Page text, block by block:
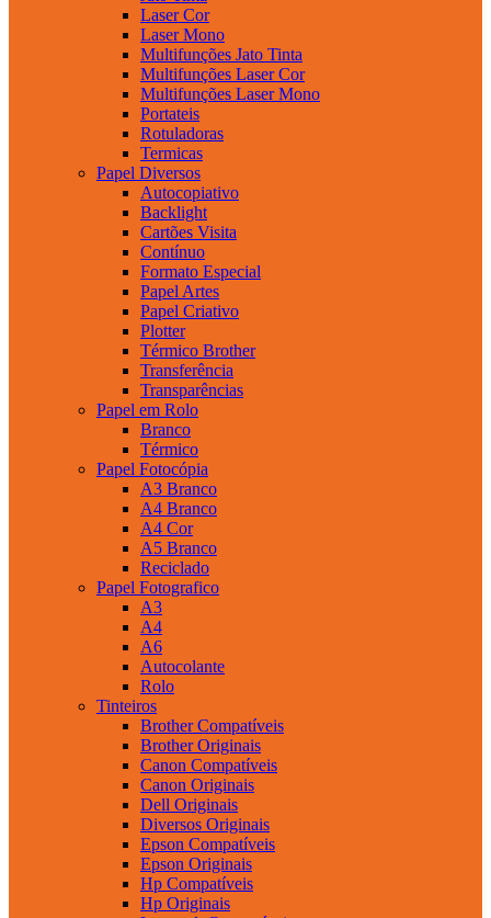
Laser Cor
Laser Mono
Multifunções Jato Tinta
Multifunções Laser Cor
Multifunções Laser Mono
Portateis
Rotuladoras
Termicas
Papel Diversos
Autocopiativo
Backlight
Cartões Visita
Contínuo
Formato Especial
Papel Artes
Papel Criativo
Plotter
Térmico Brother
Transferência
Transparências
Papel em Rolo
Branco
Térmico
Papel Fotocópia
A3 Branco
A4 Branco
A4 Cor
A5 Branco
Reciclado
Papel Fotografico
A3
A4
A6
Autocolante
Rolo
Tinteiros
Brother Compatíveis
Brother Originais
Canon Compatíveis
Canon Originais
Dell Originais
Diversos Originais
Epson Compatíveis
Epson Originais
Hp Compatíveis
Hp Originais